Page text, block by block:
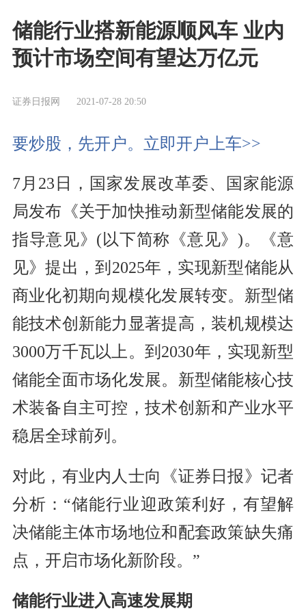
储能行业搭新能源顺风车 业内
预计市场空间有望达万亿元
证券日报网 2021-07-28 20:50
要炒股，先开户。立即开户上车>>
7月23日，国家发展改革委、国家能源
局发布《关于加快推动新型储能发展的
指导意见》(以下简称《意见》)。《意
见》提出，到2025年，实现新型储能从
商业化初期向规模化发展转变。新型储
能技术创新能力显著提高，装机规模达
3000万千瓦以上。到2030年，实现新型
储能全面市场化发展。新型储能核心技
术装备自主可控，技术创新和产业水平
稳居全球前列。
对此，有业内人士向《证券日报》记者
分析：“储能行业迎政策利好，有望解
决储能主体市场地位和配套政策缺失痛
点，开启市场化新阶段。”
储能行业进入高速发展期